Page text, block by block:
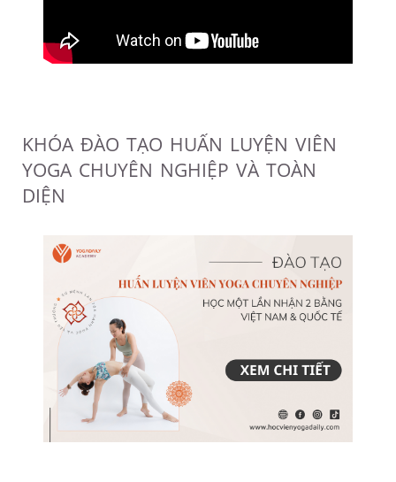
KHÓA ĐÀO TẠO HUẤN LUYỆN VIÊN
YOGA CHUYÊN NGHIỆP VÀ TOÀN
DIỆN